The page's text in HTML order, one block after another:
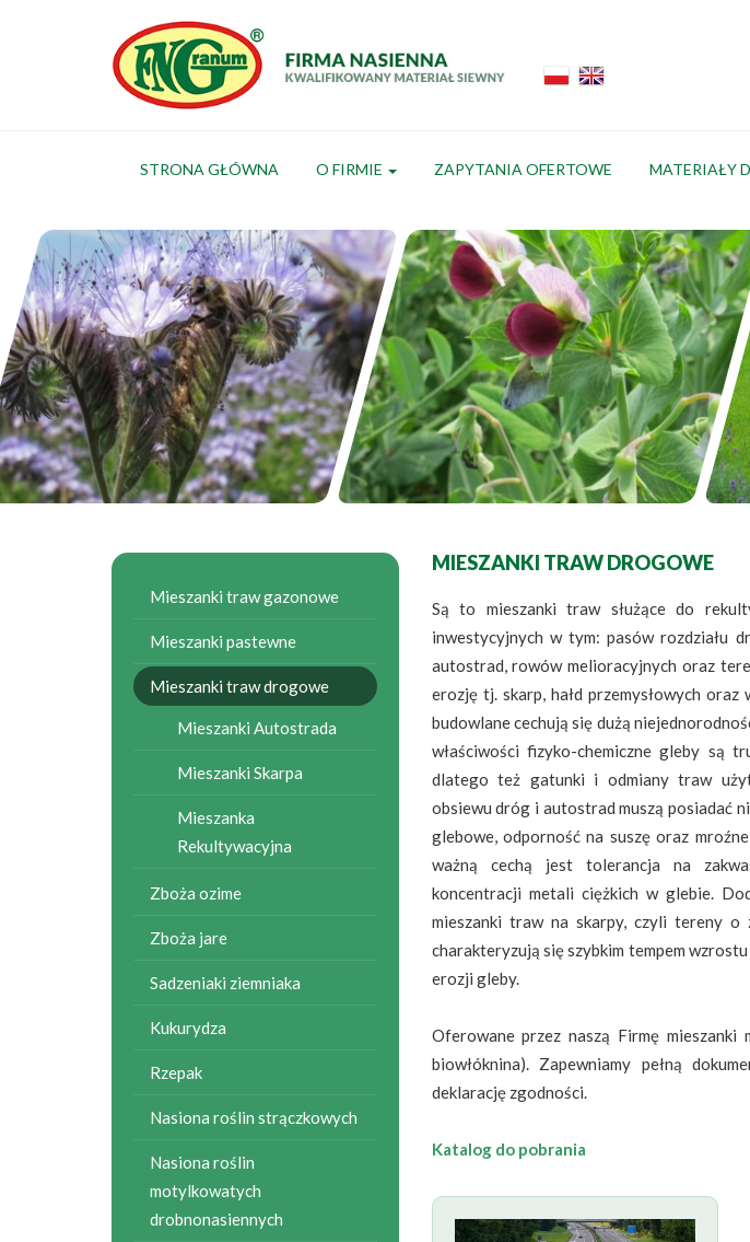
STRONA GŁÓWNA O FIRMIE ZAPYTANIA OFERTOWE MATERIAŁY
Mieszanki traw gazonowe
Mieszanki pastewne
Mieszanki traw drogowe
Mieszanki Autostrada
Mieszanki Skarpa
Mieszanka
Rekultywacyjna
Zboża ozime
Zboża jare
Sadzeniaki ziemniaka
Kukurydza
Rzepak
Nasiona roślin strączkowych
Nasiona roślin
motylkowatych
drobnonasiennych
MIESZANKI TRAW DROGOWE
Są to mieszanki traw służące do
inwestycyjnych w tym: pasów rozdziału
autostrad, rowów melioracyjnych oraz
erozję tj. skarp, hałd przemysłowych oraz
budowlane cechują się dużą
właściwości fizyko-chemiczne gleby są
dlatego też gatunki i odmiany traw
obsiewu dróg i autostrad muszą posiadać
glebowe, odporność na suszę oraz
ważną cechą jest tolerancja na
koncentracji metali ciężkich w glebie.
mieszanki traw na skarpy, czyli tereny
charakteryzują się szybkim tempem
erozji gleby.
Oferowane przez naszą Firmę
biowłóknina). Zapewniamy pełną
deklarację zgodności.
Katalog do pobrania